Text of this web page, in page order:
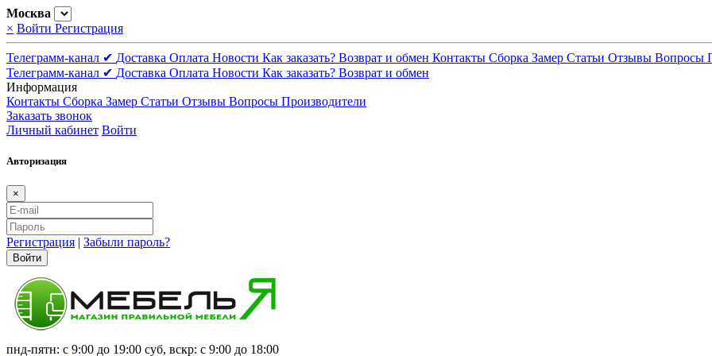
Москва
× Войти Регистрация
Телеграмм-канал ✔ Доставка Оплата Новости Как заказать? Возврат и обмен Контакты Сборка Замер Статьи Отзывы Вопросы
Телеграмм-канал ✔ Доставка Оплата Новости Как заказать? Возврат и обмен
Информация
Контакты Сборка Замер Статьи Отзывы Вопросы Производители
Заказать звонок
Личный кабинет Войти
Авторизация
×
Регистрация | Забыли пароль?
Войти
пнд-пятн: с 9:00 до 19:00 суб, вскр: с 9:00 до 18:00